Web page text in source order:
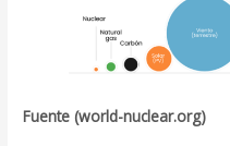
Fuente (world-nuclear.org)